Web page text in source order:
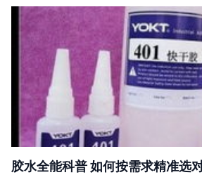
胶水全能科普 如何按需求精准选